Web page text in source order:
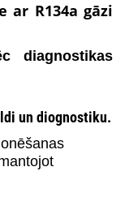
ar R134a gāzi
diagnostikas
un diognostiku.